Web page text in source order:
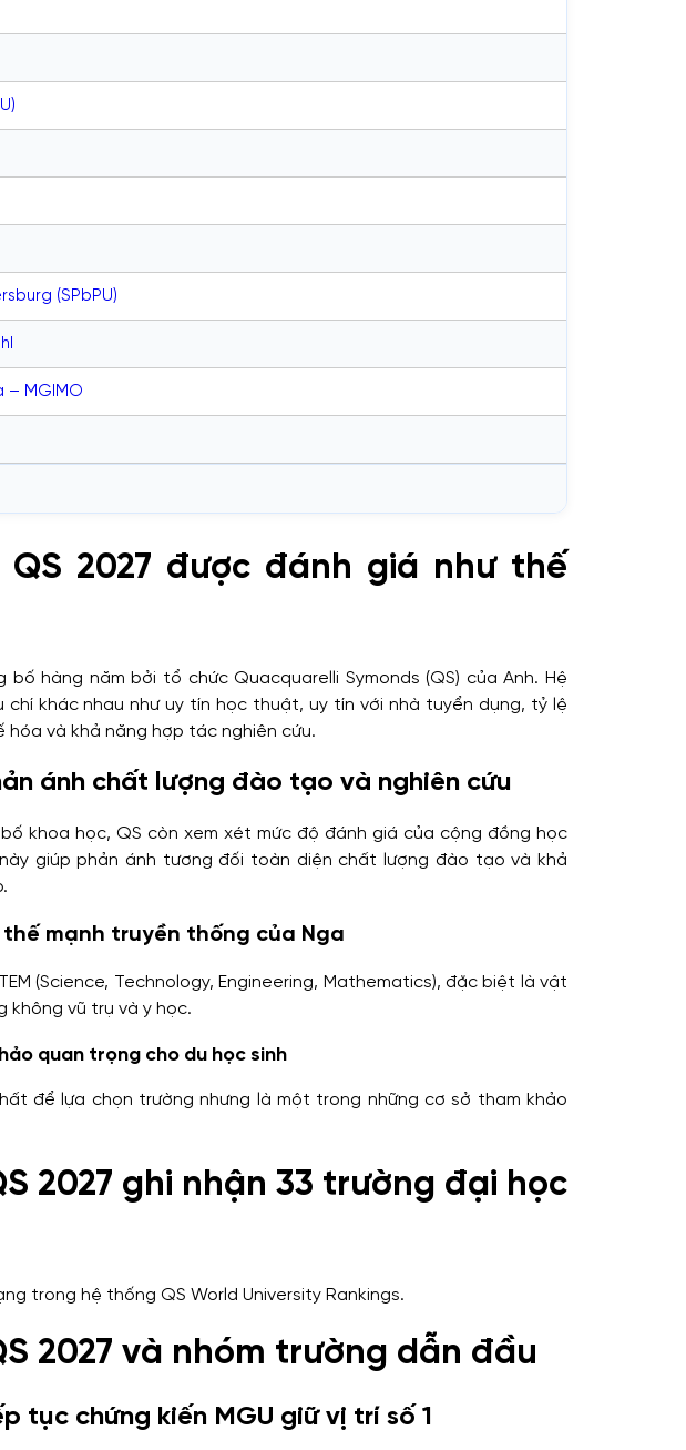
(SPbPU)
MGIMO
2027 được đánh giá như thế
hàng năm bởi tổ chức Quacquarelli Symonds (QS) của Anh. Hệ
khác nhau như uy tín học thuật, uy tín với nhà tuyển dụng, tỷ lệ
hóa và khả năng hợp tác nghiên cứu.
ánh chất lượng đào tạo và nghiên cứu
khoa học, QS còn xem xét mức độ đánh giá của cộng đồng học
giúp phản ánh tương đối toàn diện chất lượng đào tạo và khả
mạnh truyền thống của Nga
(Science, Technology, Engineering, Mathematics), đặc biệt là vật
không vũ trụ và y học.
quan trọng cho du học sinh
để lựa chọn trường nhưng là một trong những cơ sở tham khảo
2027 ghi nhận 33 trường đại học
trong hệ thống QS World University Rankings.
2027 và nhóm trường dẫn đầu
tục chứng kiến MGU giữ vị trí số 1